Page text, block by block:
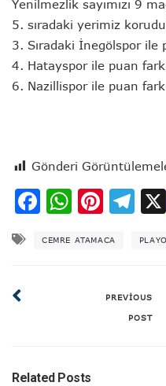
Yenilmezlik sayımızı 9
5. sıradaki yerimiz
3. Sıradaki İnegölspor ile
4. Hatayspor ile puan
6. Nazillispor ile puan
Gönderi
Facebook
CEMRE ATAMACA
PREVIOUS
POST
Related Posts